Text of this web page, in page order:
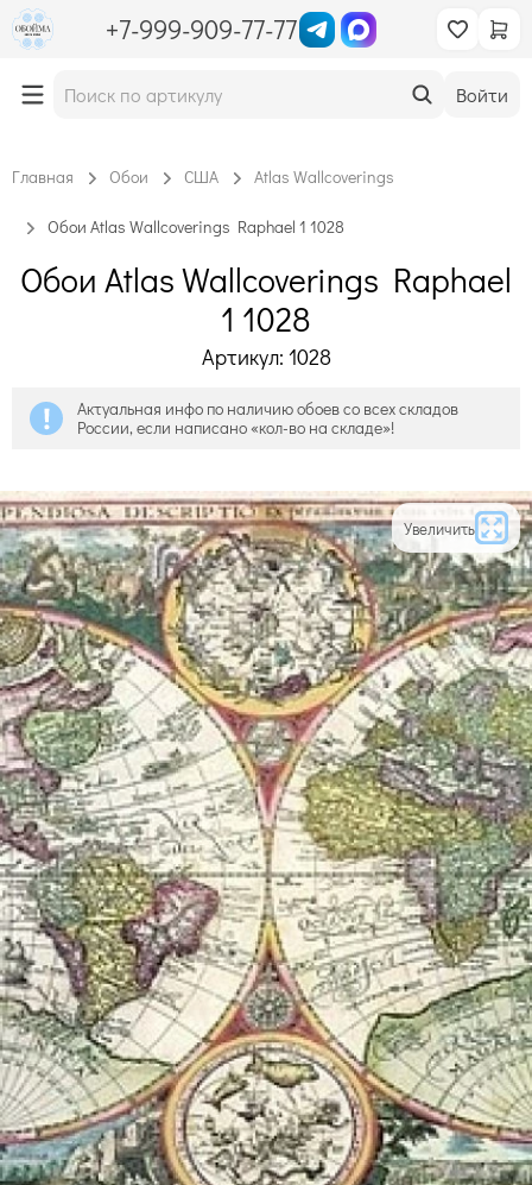
+7-999-909-77-77
Войти
Главная Обои США Atlas Wallcoverings
Обои Atlas Wallcoverings Raphael 1 1028
Обои Atlas Wallcoverings Raphael
1 1028
Артикул: 1028
Актуальная инфо по наличию обоев со всех складов
России, если написано «кол-во на складе»!
Увеличить